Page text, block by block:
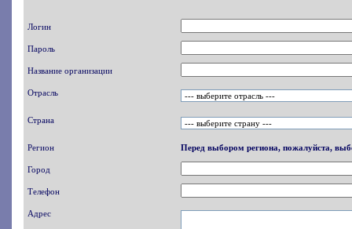
Логин
Пароль
Название организации
Отрасль
Страна
Регион Перед выбором региона, пожалуйста,
Город
Телефон
Адрес